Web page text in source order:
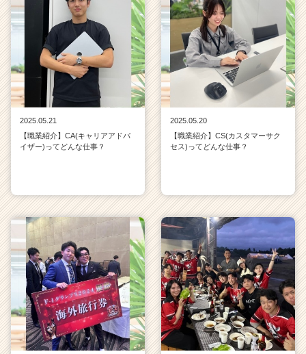
2025.05.21
【職業紹介】CA(キャリアアドバ
イザー)ってどんな仕事？
2025.05.20
【職業紹介】CS(カスタマーサク
セス)ってどんな仕事？